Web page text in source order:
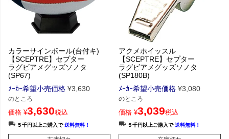
カラーサインボール(台付キ)
【SCEPTRE】セプター
ラグビアメグッズソノタ
(SP67)
ﾒｰｶｰ希望小売価格 ¥3,630
のところ
価格 ¥3,630税込
５千円以上ご購入で送料無料！
アクメホイッスル
【SCEPTRE】セプター
ラグビアメグッズソノタ
(SP180B)
ﾒｰｶｰ希望小売価格 ¥3,080
のところ
価格 ¥3,039税込
５千円以上ご購入で送料無料！